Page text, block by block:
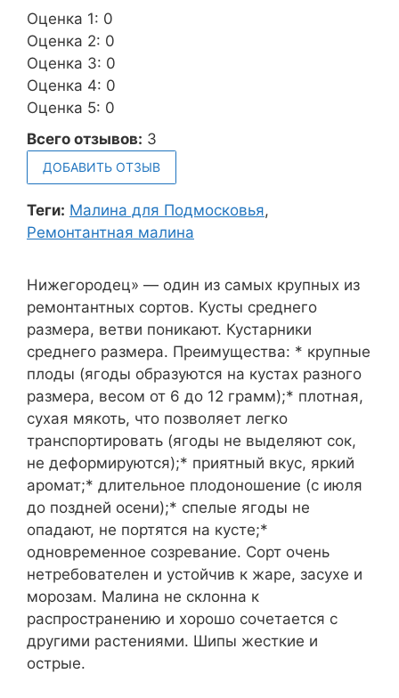
Оценка 1: 0
Оценка 2: 0
Оценка 3: 0
Оценка 4: 0
Оценка 5: 0
Всего отзывов: 3
ДОБАВИТЬ ОТЗЫВ
Теги: Малина для Подмосковья,
Ремонтантная малина
Нижегородец» — один из самых крупных из
ремонтантных сортов. Кусты среднего
размера, ветви поникают. Кустарники
среднего размера. Преимущества: * крупные
плоды (ягоды образуются на кустах разного
размера, весом от 6 до 12 грамм);* плотная,
сухая мякоть, что позволяет легко
транспортировать (ягоды не выделяют сок,
не деформируются);* приятный вкус, яркий
аромат;* длительное плодоношение (с июля
до поздней осени);* спелые ягоды не
опадают, не портятся на кусте;*
одновременное созревание. Сорт очень
нетребователен и устойчив к жаре, засухе и
морозам. Малина не склонна к
распространению и хорошо сочетается с
другими растениями. Шипы жесткие и
острые.